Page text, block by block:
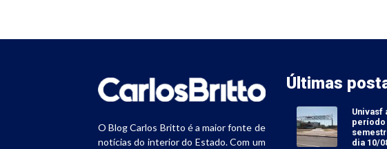
O Blog Carlos Britto é a maior fonte de
notícias do interior do Estado. Com um
Últimas
Univasf
período
dia 10/